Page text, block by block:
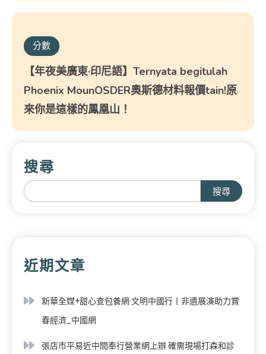
分數
【年夜美廣東·印尼語】Ternyata begitulah
Phoenix MounOSDER奧斯德材料報價tain!原
來你是這樣的鳳凰山！
搜尋
搜尋
近期文章
新華全媒+甜心查包養網·文明中國行丨非遺展演助力賞
春經濟_中國網
張店市平易近中間奉行營業網上辦 確需現場打森和診